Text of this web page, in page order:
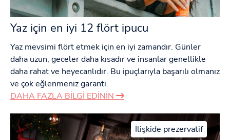
Yaz için en iyi 12 flört ipucu
Yaz mevsimi flört etmek için en iyi zamandır. Günler
daha uzun, geceler daha kısadır ve insanlar genellikle
daha rahat ve heyecanlıdır. Bu ipuçlarıyla başarılı olmanız
ve çok eğlenmeniz garanti.
DAHA FAZLA BILGI EDININ
İlişkide prezervatif